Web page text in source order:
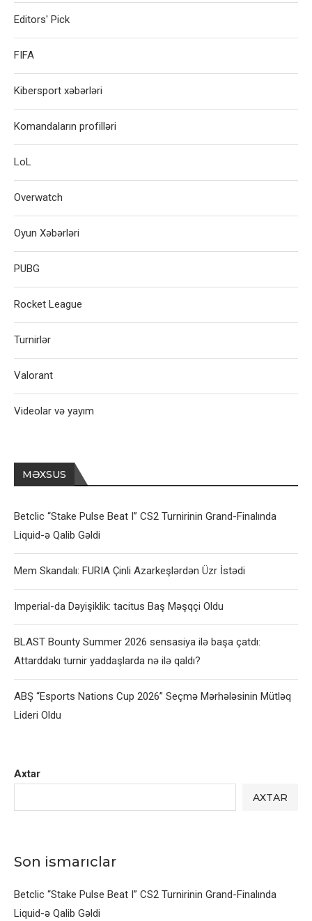
Axtar
AXTAR
Son ismarıclar
Betclic “Stake Pulse Beat I” CS2 Turnirinin Grand-Finalında
Liquid-ə Qalib Gəldi
Editors' Pick
FIFA
Kibersport xəbərləri
Komandaların profilləri
LoL
Overwatch
Oyun Xəbərləri
PUBG
Rocket League
Turnirlər
Valorant
Videolar və yayım
MƏXSUS
Betclic “Stake Pulse Beat I” CS2 Turnirinin Grand-Finalında
Liquid-ə Qalib Gəldi
Mem Skandalı: FURIA Çinli Azarkeşlərdən Üzr İstədi
Imperial-da Dəyişiklik: tacitus Baş Məşqçi Oldu
BLAST Bounty Summer 2026 sensasiya ilə başa çatdı:
Attarddakı turnir yaddaşlarda nə ilə qaldı?
ABŞ “Esports Nations Cup 2026” Seçmə Mərhələsinin Mütləq
Lideri Oldu